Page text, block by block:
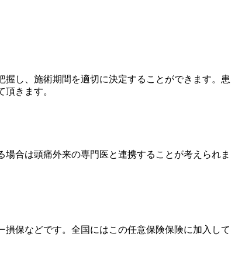
し、施術期間を適切に決定することができます。患
きます。
合は頭痛外来の専門医と連携することが考えられま
保などです。 全国にはこの任意保険保険に加入して